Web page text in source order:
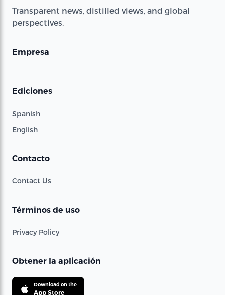
Transparent news, distilled views, and global
perspectives.
Empresa
Ediciones
Spanish
English
Contacto
Contact Us
Términos de uso
Privacy Policy
Obtener la aplicación
Download on the
App Store